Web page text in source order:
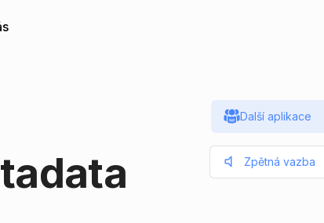
Další aplikace
Zpětná vazba